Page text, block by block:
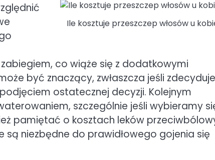
Ile kosztuje przeszczep włosów u
co wiąże się z dodatkowymi
być znaczący, zwłaszcza jeśli
ostatecznej decyzji. Kolejnym
szczególnie jeśli wybieramy
pamiętać o kosztach leków
niezbędne do prawidłowego gojenia się